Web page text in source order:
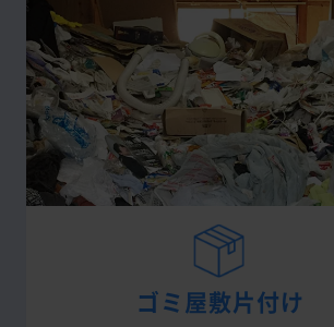
ゴミ屋敷片付け